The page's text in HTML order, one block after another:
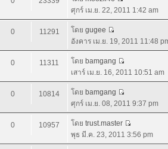
ศุกร์ เม.ย. 22, 2011 1:42 am
0 11291 โดย gugee
อังคาร เม.ย. 19, 2011 11:48
0 11311 โดย bamgang
เสาร์ เม.ย. 16, 2011 10:51 am
0 10814 โดย bamgang
ศุกร์ เม.ย. 08, 2011 9:37 pm
0 10957 โดย trust.master
พุธ มี.ค. 23, 2011 3:56 pm